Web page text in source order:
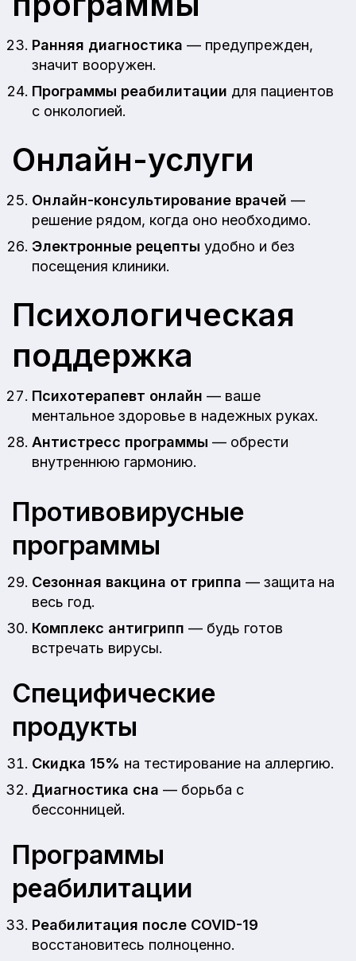
Ранняя диагностика — предупрежден,
значит вооружен.
Программы реабилитации для пациентов
с онкологией.
Онлайн-услуги
Онлайн-консультирование врачей —
решение рядом, когда оно необходимо.
Электронные рецепты удобно и без
посещения клиники.
Психологическая
поддержка
Психотерапевт онлайн — ваше
ментальное здоровье в надежных руках.
Антистресс программы — обрести
внутреннюю гармонию.
Противовирусные
программы
Сезонная вакцина от гриппа — защита на
весь год.
Комплекс антигрипп — будь готов
встречать вирусы.
Специфические
продукты
Скидка 15% на тестирование на аллергию.
Диагностика сна — борьба с
бессонницей.
Программы
реабилитации
Реабилитация после COVID-19
восстановитесь полноценно.